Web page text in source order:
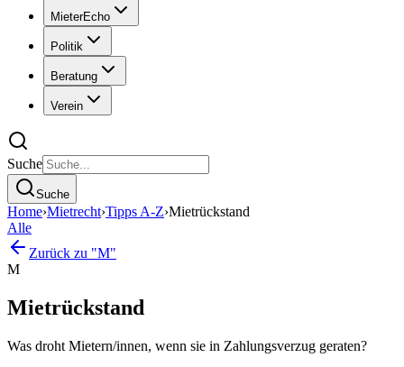
MieterEcho
Politik
Beratung
Verein
Suche
Suche
Home›Mietrecht›Tipps A-Z›Mietrückstand
Alle
Zurück zu "M"
M
Mietrückstand
Was droht Mietern/innen, wenn sie in Zahlungsverzug geraten?